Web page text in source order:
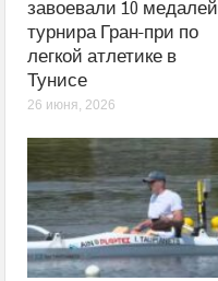
завоевали 10 медалей
турнира Гран-при по
легкой атлетике в
Тунисе
26 июня, 2026